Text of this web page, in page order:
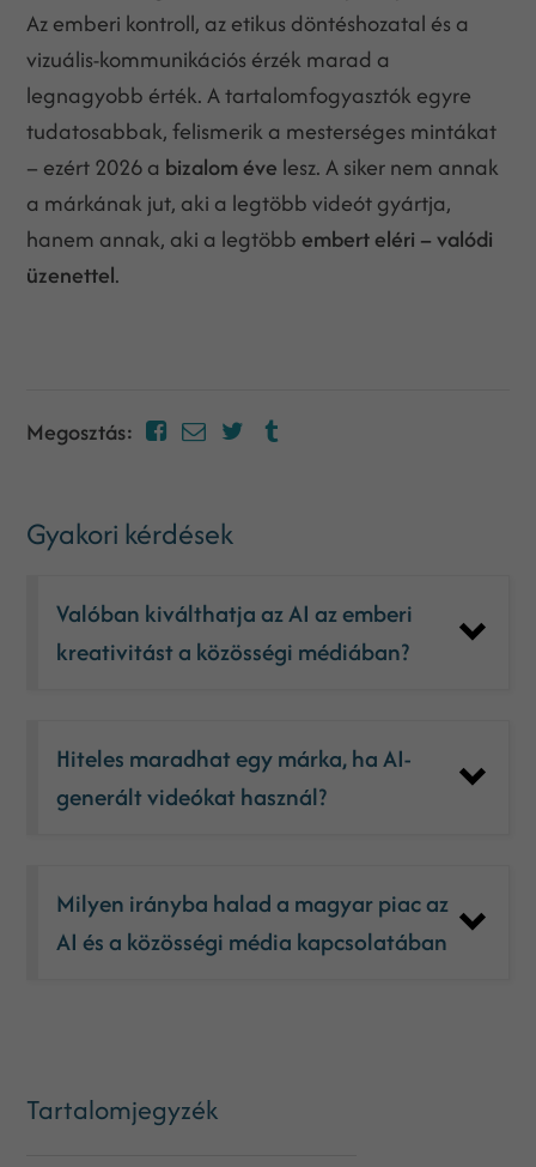
Az emberi kontroll, az etikus döntéshozatal és a
vizuális-kommunikációs érzék marad a
legnagyobb érték. A tartalomfogyasztók egyre
tudatosabbak, felismerik a mesterséges mintákat
– ezért 2026 a bizalom éve lesz. A siker nem annak
a márkának jut, aki a legtöbb videót gyártja,
hanem annak, aki a legtöbbembert eléri – valódi
üzenettel.
Megosztás:
Gyakori kérdések
Valóban kiválthatja az AI az emberi
kreativitást a közösségi médiában?
Hiteles maradhat egy márka, ha AI-
generált videókat használ?
Milyen irányba halad a magyar piac az
AI és a közösségi média kapcsolatában?
Tartalomjegyzék